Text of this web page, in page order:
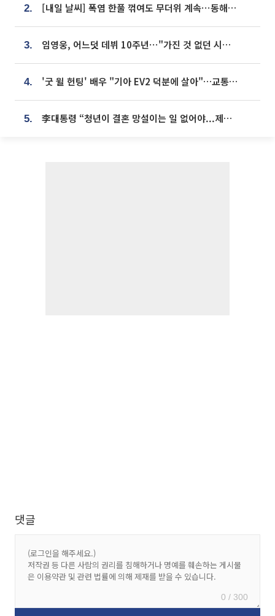
2. [내일 날씨] 폭염 한풀 꺾여도 무더위 계속⋯동해안 이틀 연속 비
3. 임영웅, 어느덧 데뷔 10주년⋯"가진 것 없던 시절, 내 앞엔 20명의 팬뿐"
4. '굿 윌 헌팅' 배우 "기아 EV2 덕분에 살아"…교통사고 후 안전성 극찬
5. 李대통령 “청년이 결혼 망설이는 일 없어야...제도상 불이익 조사”
댓글
0 / 300